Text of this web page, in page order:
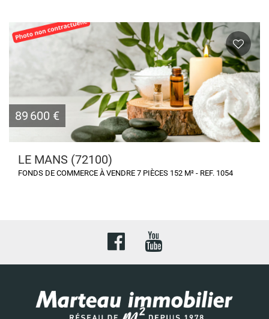
89 600 €
LE MANS (72100)
FONDS DE COMMERCE À VENDRE 7 PIÈCES 152 M² - REF. 1054